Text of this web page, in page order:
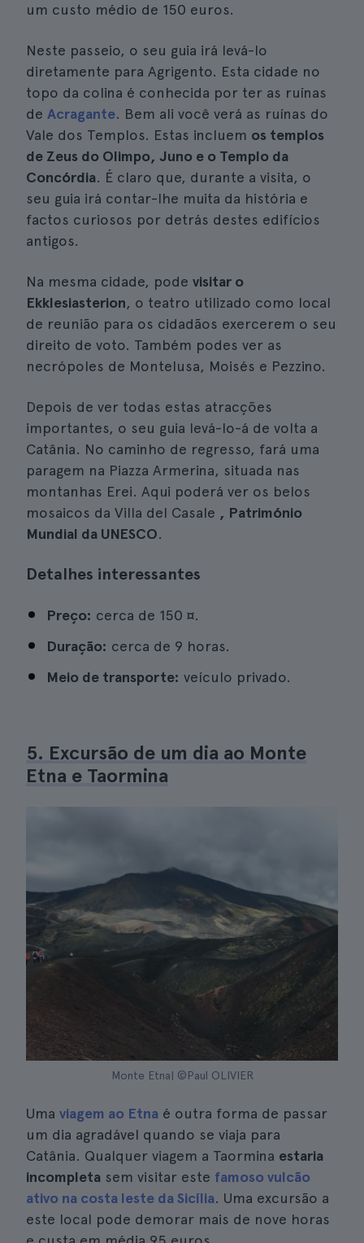
um custo médio de 150 euros.
Neste passeio, o seu guia irá levá-lo
diretamente para Agrigento. Esta cidade no
topo da colina é conhecida por ter as ruínas
de Acragante. Bem ali você verá as ruínas do
Vale dos Templos. Estas incluem os templos
de Zeus do Olimpo, Juno e o Templo da
Concórdia. É claro que, durante a visita, o
seu guia irá contar-lhe muita da história e
factos curiosos por detrás destes edifícios
antigos.
Na mesma cidade, pode visitar o
Ekklesiasterion, o teatro utilizado como local
de reunião para os cidadãos exercerem o seu
direito de voto. Também podes ver as
necrópoles de Montelusa, Moisés e Pezzino.
Depois de ver todas estas atracções
importantes, o seu guia levá-lo-á de volta a
Catânia. No caminho de regresso, fará uma
paragem na Piazza Armerina, situada nas
montanhas Erei. Aqui poderá ver os belos
mosaicos da Villa del Casale , Património
Mundial da UNESCO.
Detalhes interessantes
Preço: cerca de 150 ¤.
Duração: cerca de 9 horas.
Meio de transporte: veículo privado.
5. Excursão de um dia ao Monte
Etna e Taormina
Monte Etna| ©Paul OLIVIER
Uma viagem ao Etna é outra forma de passar
um dia agradável quando se viaja para
Catânia. Qualquer viagem a Taormina estaria
incompleta sem visitar este famoso vulcão
ativo na costa leste da Sicília. Uma excursão a
este local pode demorar mais de nove horas